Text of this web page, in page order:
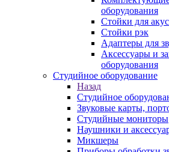
оборудования
Стойки для
Стойки рэк
Адаптеры для
Аксессуары и
оборудования
Студийное оборудование
Назад
Студийное
Звуковые карты,
Студийные мониторы
Наушники и
Микшеры